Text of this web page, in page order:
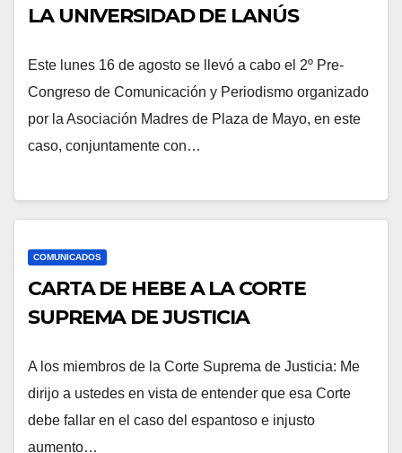
LA UNIVERSIDAD DE LANÚS
Este lunes 16 de agosto se llevó a cabo el 2º Pre-
Congreso de Comunicación y Periodismo organizado
por la Asociación Madres de Plaza de Mayo, en este
caso, conjuntamente con…
COMUNICADOS
CARTA DE HEBE A LA CORTE
SUPREMA DE JUSTICIA
A los miembros de la Corte Suprema de Justicia: Me
dirijo a ustedes en vista de entender que esa Corte
debe fallar en el caso del espantoso e injusto
aumento…